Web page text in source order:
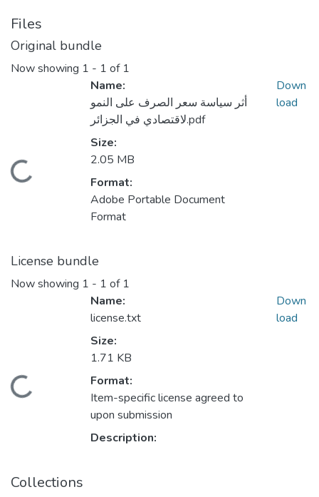
Files
Original bundle
Now showing 1 - 1 of 1
Loading...
Name:
أثر سياسة سعر الصرف على النمو
لاقتصادي في الجزائر.pdf
Size:
2.05 MB
Format:
Adobe Portable Document
Format
Down
load
License bundle
Now showing 1 - 1 of 1
Loading...
Name:
license.txt
Size:
1.71 KB
Format:
Item-specific license agreed to
upon submission
Description:
Down
load
Collections